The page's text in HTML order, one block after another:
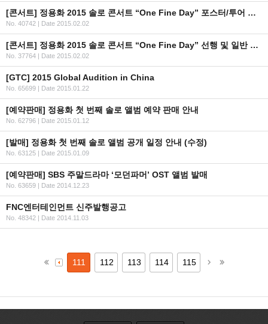
[콘서트] 정용화 2015 솔로 콘서트 “One Fine Day” 포스터/투어 일정 공개
No. 40742 | Date 2015.02.02
[콘서트] 정용화 2015 솔로 콘서트 “One Fine Day” 선행 및 일반 예매 안내(선행예매 URL/일반예매 날짜변경)
No. 37764 | Date 2015.02.02
[GTC] 2015 Global Audition in China
No. 65699 | Date 2015.01.22
[예약판매] 정용화 첫 번째 솔로 앨범 예약 판매 안내
No. 62796 | Date 2015.01.12
[발매] 정용화 첫 번째 솔로 앨범 공개 일정 안내 (수정)
No. 63125 | Date 2015.01.09
[예약판매] SBS 주말드라마 ‘모던파머’ OST 앨범 발매
No. 63659 | Date 2014.12.23
FNC엔터테인먼트 신주발행공고
No. 48342 | Date 2014.11.03
111 112 113 114 115